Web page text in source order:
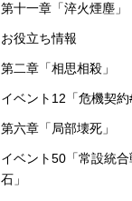
第十一章「淬火煙塵」
お役立ち情報
第二章「相思相殺」
イベント12「危機契約
第六章「局部壊死」
イベント50「常設統
石」